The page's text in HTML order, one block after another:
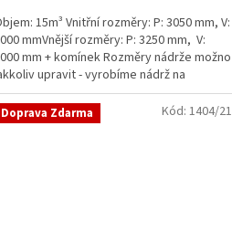
15m³ Vnitřní rozměry: P: 3050 mm, V:
mmVnější rozměry: P: 3250 mm, V:
mm + komínek Rozměry nádrže možno
upravit - vyrobíme nádrž na
Doprava Zdarma Kód: 1404/21